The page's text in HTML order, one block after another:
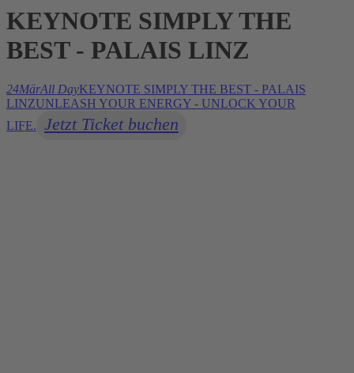
KEYNOTE SIMPLY THE
BEST - PALAIS LINZ
24MärAll DayKEYNOTE SIMPLY THE BEST - PALAIS
LINZUNLEASH YOUR ENERGY - UNLOCK YOUR
LIFE.
Jetzt Ticket buchen